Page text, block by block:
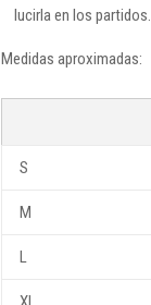
lucirla en los partidos.
Medidas aproximadas:
S
M
L